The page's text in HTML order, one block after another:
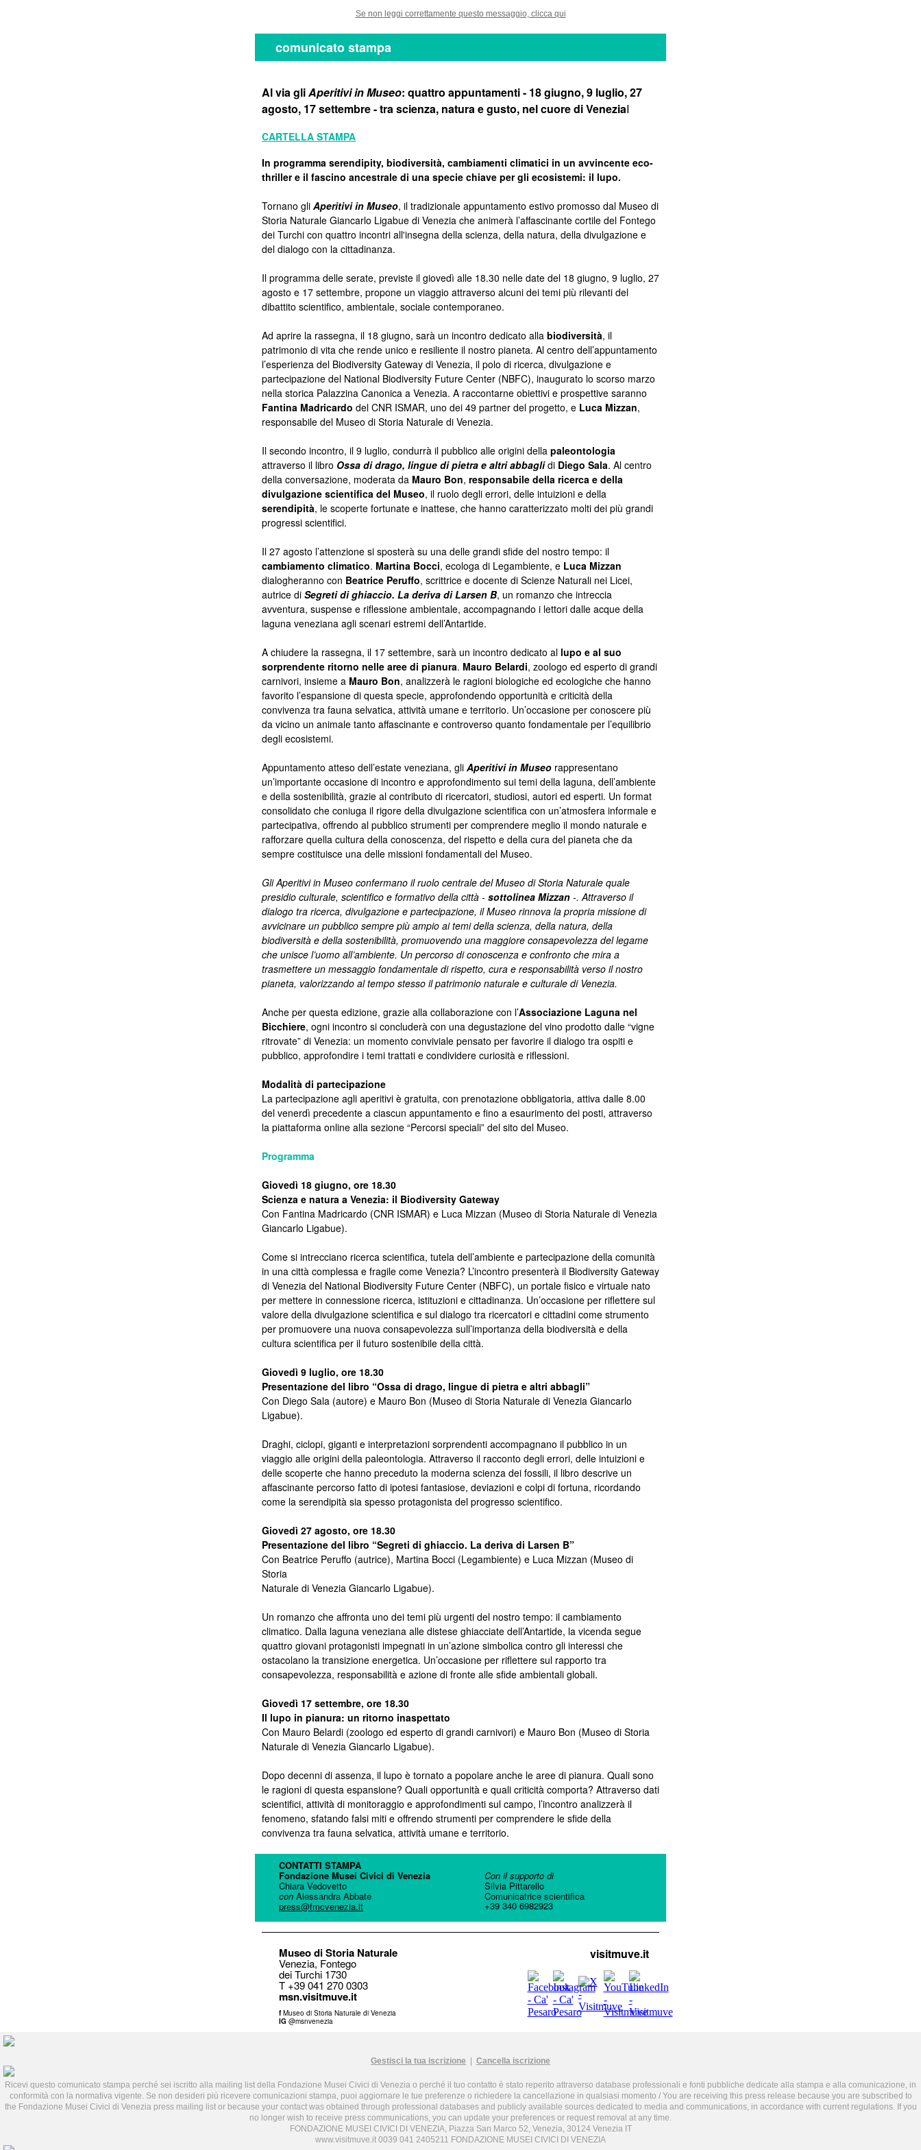
Se non leggi correttamente questo messaggio, clicca qui
comunicato stampa
Al via gliAperitivi in Museo: quattro appuntamenti - 18 giugno, 9 luglio, 27
agosto, 17 settembre - tra scienza, natura e gusto, nel cuore di VeneziaI
CARTELLA STAMPA
In programma serendipity, biodiversità, cambiamenti climatici in un avvincente eco-
thriller e il fascino ancestrale di una specie chiave per gli ecosistemi: il lupo.
Tornano gli Aperitivi in Museo, il tradizionale appuntamento estivo promosso dal Museo di
Storia Naturale Giancarlo Ligabue di Venezia che animerà l’affascinante cortile del Fontego
dei Turchi con quattro incontri all'insegna della scienza, della natura, della divulgazione e
del dialogo con la cittadinanza.
Il programma delle serate, previste il giovedì alle 18.30 nelle date del 18 giugno, 9 luglio, 27
agosto e 17 settembre, propone un viaggio attraverso alcuni dei temi più rilevanti del
dibattito scientifico, ambientale, sociale contemporaneo.
Ad aprire la rassegna, il 18 giugno, sarà un incontro dedicato alla biodiversità, il
patrimonio di vita che rende unico e resiliente il nostro pianeta. Al centro dell’appuntamento
l’esperienza del Biodiversity Gateway di Venezia, il polo di ricerca, divulgazione e
partecipazione del National Biodiversity Future Center (NBFC), inaugurato lo scorso marzo
nella storica Palazzina Canonica a Venezia. A raccontarne obiettivi e prospettive saranno
Fantina Madricardo del CNR ISMAR, uno dei 49 partner del progetto, e Luca Mizzan,
responsabile del Museo di Storia Naturale di Venezia.
Il secondo incontro, il 9 luglio, condurrà il pubblico alle origini della paleontologia
attraverso il libro Ossa di drago, lingue di pietra e altri abbaglidi Diego Sala. Al centro
della conversazione, moderata da Mauro Bon, responsabile della ricerca e della
divulgazione scientifica del Museo, il ruolo degli errori, delle intuizioni e della
serendipità, le scoperte fortunate e inattese, che hanno caratterizzato molti dei più grandi
progressi scientifici.
Il 27 agosto l’attenzione si sposterà su una delle grandi sfide del nostro tempo: il
cambiamento climatico. Martina Bocci, ecologa di Legambiente, e Luca Mizzan
dialogheranno con Beatrice Peruffo, scrittrice e docente di Scienze Naturali nei Licei,
autrice di Segreti di ghiaccio. La deriva di Larsen B, un romanzo che intreccia
avventura, suspense e riflessione ambientale, accompagnando i lettori dalle acque della
laguna veneziana agli scenari estremi dell’Antartide.
A chiudere la rassegna, il 17 settembre, sarà un incontro dedicato al lupo e al suo
sorprendente ritorno nelle aree di pianura. Mauro Belardi, zoologo ed esperto di grandi
carnivori, insieme a Mauro Bon, analizzerà le ragioni biologiche ed ecologiche che hanno
favorito l’espansione di questa specie, approfondendo opportunità e criticità della
convivenza tra fauna selvatica, attività umane e territorio. Un’occasione per conoscere più
da vicino un animale tanto affascinante e controverso quanto fondamentale per l’equilibrio
degli ecosistemi.
Appuntamento atteso dell’estate veneziana, gli Aperitivi in Museo rappresentano
un’importante occasione di incontro e approfondimento sui temi della laguna, dell’ambiente
e della sostenibilità, grazie al contributo di ricercatori, studiosi, autori ed esperti. Un format
consolidato che coniuga il rigore della divulgazione scientifica con un’atmosfera informale e
partecipativa, offrendo al pubblico strumenti per comprendere meglio il mondo naturale e
rafforzare quella cultura della conoscenza, del rispetto e della cura del pianeta che da
sempre costituisce una delle missioni fondamentali del Museo.
Gli Aperitivi in Museo confermano il ruolo centrale del Museo di Storia Naturale quale
presidio culturale, scientifico e formativo della città - sottolinea Mizzan -. Attraverso il
dialogo tra ricerca, divulgazione e partecipazione, il Museo rinnova la propria missione di
avvicinare un pubblico sempre più ampio ai temi della scienza, della natura, della
biodiversità e della sostenibilità, promuovendo una maggiore consapevolezza del legame
che unisce l’uomo all’ambiente. Un percorso di conoscenza e confronto che mira a
trasmettere un messaggio fondamentale di rispetto, cura e responsabilità verso il nostro
pianeta, valorizzando al tempo stesso il patrimonio naturale e culturale di Venezia.
Anche per questa edizione, grazie alla collaborazione con l’Associazione Laguna nel
Bicchiere, ogni incontro si concluderà con una degustazione del vino prodotto dalle “vigne
ritrovate” di Venezia: un momento conviviale pensato per favorire il dialogo tra ospiti e
pubblico, approfondire i temi trattati e condividere curiosità e riflessioni.
Modalità di partecipazione
La partecipazione agli aperitivi è gratuita, con prenotazione obbligatoria, attiva dalle 8.00
del venerdì precedente a ciascun appuntamento e fino a esaurimento dei posti, attraverso
la piattaforma online alla sezione “Percorsi speciali” del sito del Museo.
Programma
Giovedì 18 giugno, ore 18.30
Scienza e natura a Venezia: il Biodiversity Gateway
Con Fantina Madricardo (CNR ISMAR) e Luca Mizzan (Museo di Storia Naturale di Venezia
Giancarlo Ligabue).
Come si intrecciano ricerca scientifica, tutela dell’ambiente e partecipazione della comunità
in una città complessa e fragile come Venezia? L’incontro presenterà il Biodiversity Gateway
di Venezia del National Biodiversity Future Center (NBFC), un portale fisico e virtuale nato
per mettere in connessione ricerca, istituzioni e cittadinanza. Un’occasione per riflettere sul
valore della divulgazione scientifica e sul dialogo tra ricercatori e cittadini come strumento
per promuovere una nuova consapevolezza sull’importanza della biodiversità e della
cultura scientifica per il futuro sostenibile della città.
Giovedì 9 luglio, ore 18.30
Presentazione del libro “Ossa di drago, lingue di pietra e altri abbagli”
Con Diego Sala (autore) e Mauro Bon (Museo di Storia Naturale di Venezia Giancarlo
Ligabue).
Draghi, ciclopi, giganti e interpretazioni sorprendenti accompagnano il pubblico in un
viaggio alle origini della paleontologia. Attraverso il racconto degli errori, delle intuizioni e
delle scoperte che hanno preceduto la moderna scienza dei fossili, il libro descrive un
affascinante percorso fatto di ipotesi fantasiose, deviazioni e colpi di fortuna, ricordando
come la serendipità sia spesso protagonista del progresso scientifico.
Giovedì 27 agosto, ore 18.30
Presentazione del libro “Segreti di ghiaccio. La deriva di Larsen B”
Con Beatrice Peruffo (autrice), Martina Bocci (Legambiente) e Luca Mizzan (Museo di
Storia
Naturale di Venezia Giancarlo Ligabue).
Un romanzo che affronta uno dei temi più urgenti del nostro tempo: il cambiamento
climatico. Dalla laguna veneziana alle distese ghiacciate dell’Antartide, la vicenda segue
quattro giovani protagonisti impegnati in un’azione simbolica contro gli interessi che
ostacolano la transizione energetica. Un’occasione per riflettere sul rapporto tra
consapevolezza, responsabilità e azione di fronte alle sfide ambientali globali.
Giovedì 17 settembre, ore 18.30
Il lupo in pianura: un ritorno inaspettato
Con Mauro Belardi (zoologo ed esperto di grandi carnivori) e Mauro Bon (Museo di Storia
Naturale di Venezia Giancarlo Ligabue).
Dopo decenni di assenza, il lupo è tornato a popolare anche le aree di pianura. Quali sono
le ragioni di questa espansione? Quali opportunità e quali criticità comporta? Attraverso dati
scientifici, attività di monitoraggio e approfondimenti sul campo, l’incontro analizzerà il
fenomeno, sfatando falsi miti e offrendo strumenti per comprendere le sfide della
convivenza tra fauna selvatica, attività umane e territorio.
CONTATTI STAMPA
Fondazione Musei Civici di Venezia
Chiara Vedovetto
con Alessandra Abbate
press@fmcvenezia.it
Con il supporto di
Silvia Pittarello
Comunicatrice scientifica
+39 340 6982923
Museo di Storia Naturale
Venezia, Fontego
dei Turchi 1730
T +39 041 270 0303
msn.visitmuve.it
fMuseo di Storia Naturale di Venezia
IG @msnvenezia
visitmuve.it
Gestisci la tua iscrizione | Cancella iscrizione
Ricevi questo comunicato stampa perché sei iscritto alla mailing list della Fondazione Musei Civici di Venezia o perché il tuo contatto è stato reperito attraverso database professionali e fonti pubbliche dedicate alla stampa e alla comunicazione, in
conformità con la normativa vigente. Se non desideri più ricevere comunicazioni stampa, puoi aggiornare le tue preferenze o richiedere la cancellazione in qualsiasi momento / You are receiving this press release because you are subscribed to
the Fondazione Musei Civici di Venezia press mailing list or because your contact was obtained through professional databases and publicly available sources dedicated to media and communications, in accordance with current regulations. If you
no longer wish to receive press communications, you can update your preferences or request removal at any time.
FONDAZIONE MUSEI CIVICI DI VENEZIA, Piazza San Marco 52, Venezia, 30124 Venezia IT
www.visitmuve.it 0039 041 2405211 FONDAZIONE MUSEI CIVICI DI VENEZIA